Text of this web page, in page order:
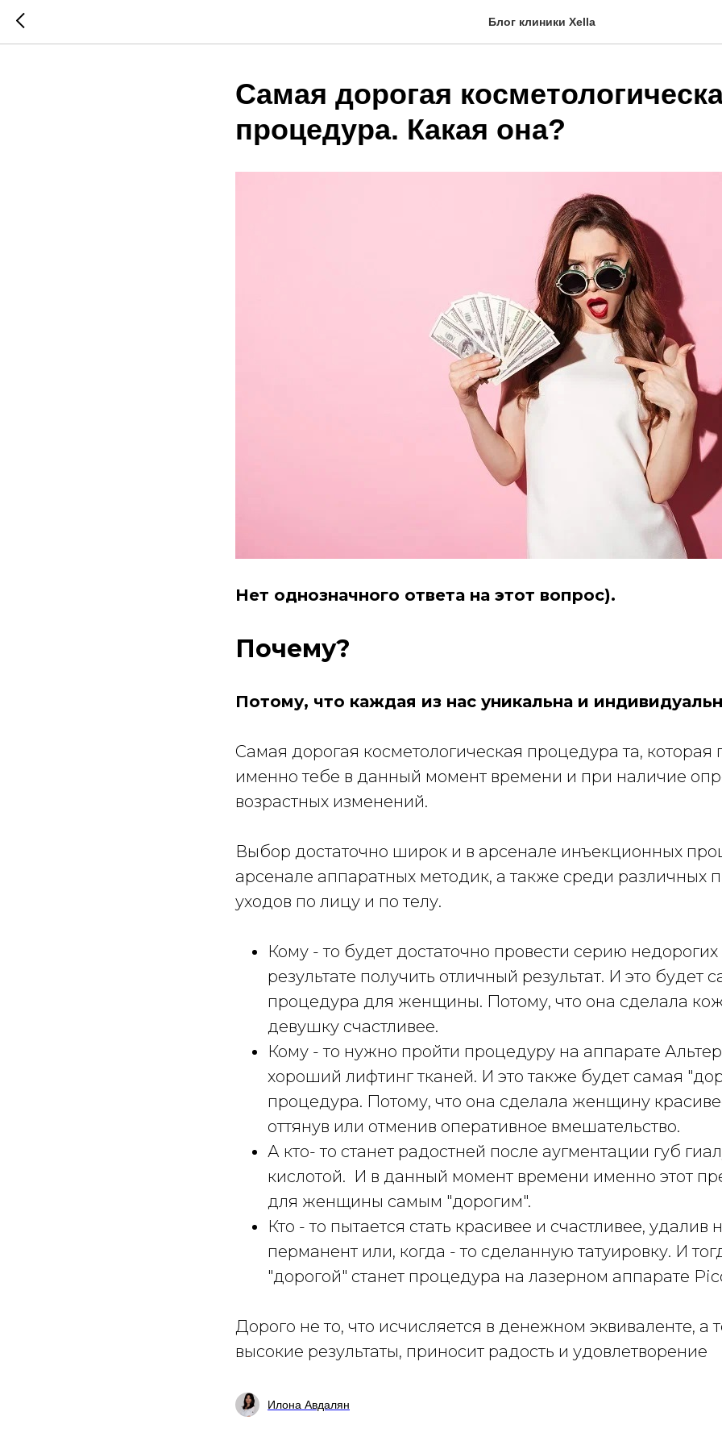
Блог клиники Xella
Самая дорогая
процедура. Какая она?
Нет однозначного ответа на этот вопрос).
Почему?
Потому, что каждая из нас уникальна и
Самая дорогая косметологическая процедура та, которая
именно тебе в данный момент времени и при наличие
возрастных изменений.
Выбор достаточно широк и в арсенале инъекционных
арсенале аппаратных методик, а также среди различных
уходов по лицу и по телу.
Кому - то будет достаточно провести серию
результате получить отличный результат. И это будет
процедура для женщины. Потому, что она сделала
девушку счастливее.
Кому - то нужно пройти процедуру на аппарате
хороший лифтинг тканей. И это также будет самая
процедура. Потому, что она сделала женщину
оттянув или отменив оперативное вмешательство.
А кто- то станет радостней после аугментации губ
кислотой. И в данный момент времени именно этот
для женщины самым "дорогим".
Кто - то пытается стать красивее и счастливее,
перманент или, когда - то сделанную татуировку. И
"дорогой" станет процедура на лазерном аппарате
Дорого не то, что исчисляется в денежном эквиваленте, а
высокие результаты, приносит радость и удовлетворение
Илона Авдалян